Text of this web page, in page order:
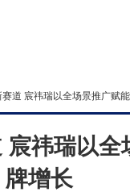
道 宸祎瑞以全场景推广赋
祎瑞以全
牌增长